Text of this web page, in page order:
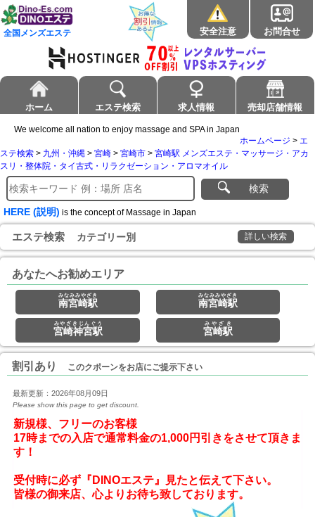
全国メンズエステ 安全注意 お問合せ
ホーム エステ検索 求人情報 売却店舗情報
We welcome all nation to enjoy massage and SPA in Japan
ホームページ > エ
ステ検索 > 九州・沖縄 > 宮崎 > 宮崎市 > 宮崎駅 メンズエステ・マッサージ・アカ
スリ・整体院・タイ古式・リラクゼーション・アロマオイル
検索
HERE (説明) is the concept of Massage in Japan
エステ検索 カテゴリー別 詳しい検索
あなたへお勧めエリア
南宮崎駅
みなみみやざき
南宮崎駅
みなみみやざき
宮崎神宮駅
みやざきじんぐう
宮崎駅
みやざき
割引あり このクポーンをお店にご提示下さい
最新更新：2026年08月09日
Please show this page to get discount.
新規様、フリーのお客様
17時までの入店で通常料金の1,000円引きをさせて頂きま
す！
受付時に必ず『DINOエステ』見たと伝えて下さい。